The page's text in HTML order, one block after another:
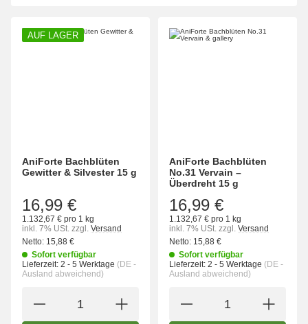
AUF LAGER
AniForte Bachblüten
Gewitter & Silvester 15 g
16,99 €
1.132,67 € pro 1 kg
inkl. 7% USt. zzgl. Versand
Netto: 15,88 €
Sofort verfügbar
Lieferzeit: 2 - 5 Werktage (DE -
Ausland abweichend)
AniForte Bachblüten
No.31 Vervain –
Überdreht 15 g
16,99 €
1.132,67 € pro 1 kg
inkl. 7% USt. zzgl. Versand
Netto: 15,88 €
Sofort verfügbar
Lieferzeit: 2 - 5 Werktage (DE -
Ausland abweichend)